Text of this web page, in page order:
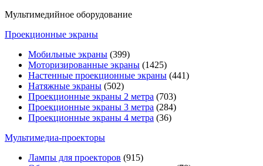
Мультимедийное оборудование
Проекционные экраны
Мобильные экраны (399)
Моторизированные экраны (1425)
Настенные проекционные экраны (441)
Натяжные экраны (502)
Проекционные экраны 2 метра (703)
Проекционные экраны 3 метра (284)
Проекционные экраны 4 метра (36)
Мультимедиa-проекторы
Лампы для проекторов (915)